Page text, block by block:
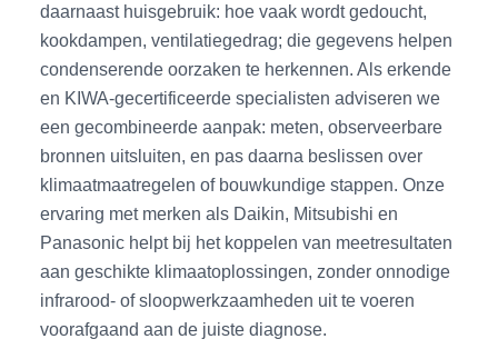
daarnaast huisgebruik: hoe vaak wordt gedoucht,
kookdampen, ventilatiegedrag; die gegevens helpen
condenserende oorzaken te herkennen. Als erkende
en KIWA-gecertificeerde specialisten adviseren we
een gecombineerde aanpak: meten, observeerbare
bronnen uitsluiten, en pas daarna beslissen over
klimaatmaatregelen of bouwkundige stappen. Onze
ervaring met merken als Daikin, Mitsubishi en
Panasonic helpt bij het koppelen van meetresultaten
aan geschikte klimaatoplossingen, zonder onnodige
infrarood- of sloopwerkzaamheden uit te voeren
voorafgaand aan de juiste diagnose.